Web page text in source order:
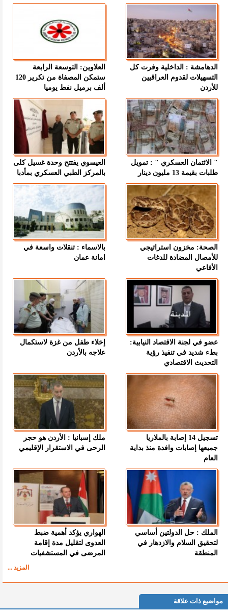
الدهامشة : الداخلية وفرت كل
التسهيلات لقدوم العراقيين
للأردن
العلاوين: التوسعة الرابعة
ستمكن المصفاة من تكرير 120
ألف برميل نفط يوميا
" الائتمان العسكري " : تمويل
طلبات بقيمة 13 مليون دينار
العيسوي يفتتح وحدة غسيل كلى
بالمركز الطبي العسكري بمأدبا
الصحة: مخزون استراتيجي
للأمصال المضادة للدغات
الأفاعي
بالاسماء : تنقلات واسعة في
امانة عمان
عضو في لجنة الاقتصاد النيابية:
بطء شديد في تنفيذ رؤية
التحديث الاقتصادي
إخلاء طفل من غزة لاستكمال
علاجه بالأردن
تسجيل 14 إصابة بالملاريا
جميعها إصابات وافدة منذ بداية
العام
ملك إسبانيا : الأردن هو حجر
الرحى في الاستقرار الإقليمي
الملك : حل الدولتين أساسي
لتحقيق السلام والازدهار في
المنطقة
الهواري يؤكد أهمية ضبط
العدوى لتقليل مدة إقامة
المرضى في المستشفيات
المزيد ...
مواضيع ذات علاقة